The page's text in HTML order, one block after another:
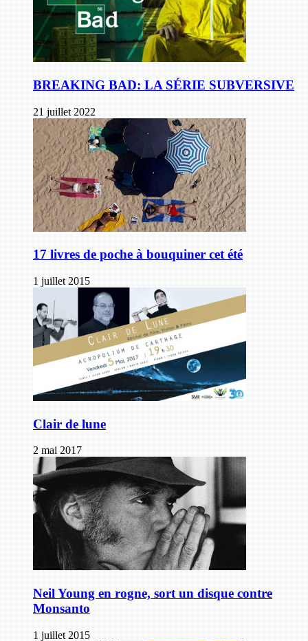
BREAKING BAD: LA SÉRIE SUBVERSIVE
21 juillet 2022
17 livres de poche à bouquiner cet été
1 juillet 2015
Clair de lune
2 mai 2017
Neil Young en rogne, sort un disque contre
Monsanto
1 juillet 2015